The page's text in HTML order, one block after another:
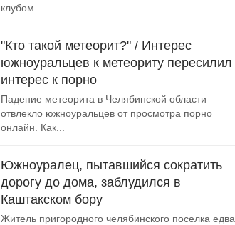
клубом...
"Кто такой метеорит?" / Интерес
южноуральцев к метеориту пересилил
интерес к порно
Падение метеорита в Челябинской области
отвлекло южноуральцев от просмотра порно
онлайн. Как...
Южноуралец, пытавшийся сократить
дорогу до дома, заблудился в
Каштакском бору
Житель пригородного челябинского поселка едва